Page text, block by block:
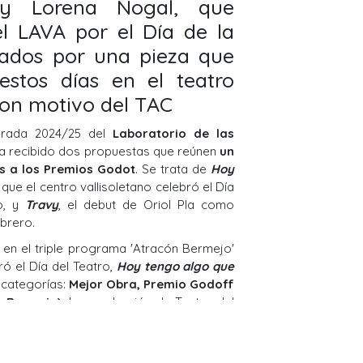
Lorena Nogal, que
LAVA por el Día de la
por una pieza que
días en el teatro
motivo del TAC
2024/25 del Laboratorio de las
recibido dos propuestas que reúnen un
a los Premios Godot. Se trata de Hoy
el centro vallisoletano celebró el Día
y
Travy, el debut de Oriol Pla como
el triple programa 'Atracón Bermejo'
el Día del Teatro, Hoy tengo algo que
Mejor Obra, Premio Godoff
Bermejo)
. La producción de Teatro del
marzo), y continuaron con Arrasado